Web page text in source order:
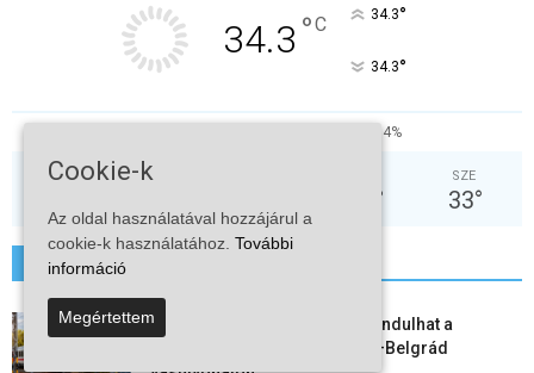
34.3 °C 34.3°
34.3°
4%
SZO
°
SZE
33°
További hírek
Vitézy Dávid: már ősszel újraindulhat a
személyszállítás a Budapest–Belgrád
Cookie-k
Az oldal használatával hozzájárul a
cookie-k használatához. További
információ
Megértettem